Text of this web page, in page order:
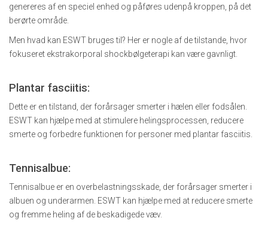
genereres af en speciel enhed og påføres udenpå kroppen, på det
berørte område.
Men hvad kan ESWT bruges til? Her er nogle af de tilstande, hvor
fokuseret ekstrakorporal shockbølgeterapi kan være gavnligt.
Plantar fasciitis:
Dette er en tilstand, der forårsager smerter i hælen eller fodsålen.
ESWT kan hjælpe med at stimulere helingsprocessen, reducere
smerte og forbedre funktionen for personer med plantar fasciitis.
Tennisalbue:
Tennisalbue er en overbelastningsskade, der forårsager smerter i
albuen og underarmen. ESWT kan hjælpe med at reducere smerte
og fremme heling af de beskadigede væv.